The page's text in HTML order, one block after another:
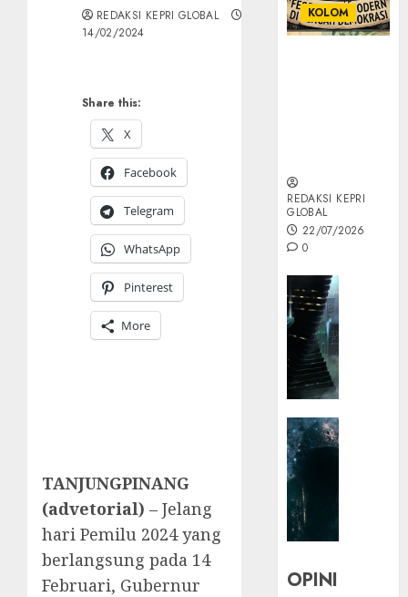
Share this:
X
Facebook
Telegram
WhatsApp
Pinterest
More
REDAKSI KEPRI GLOBAL
14/02/2024
TANJUNGPINANG
(advetorial) – Jelang
hari Pemilu 2024 yang
berlangsung pada 14
Februari, Gubernur
KOLOM
REDAKSI KEPRI
GLOBAL
22/07/2026
0
OPINI